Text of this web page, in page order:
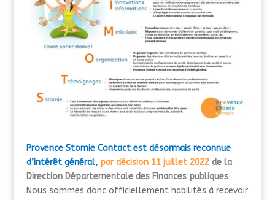
Provence Stomie Contact est désormais reconnue
d’intérêt général, par décision 11 juillet 2022de la
Direction Départementale des Finances publiques
Nous sommes donc officiellement habilités à recevoir